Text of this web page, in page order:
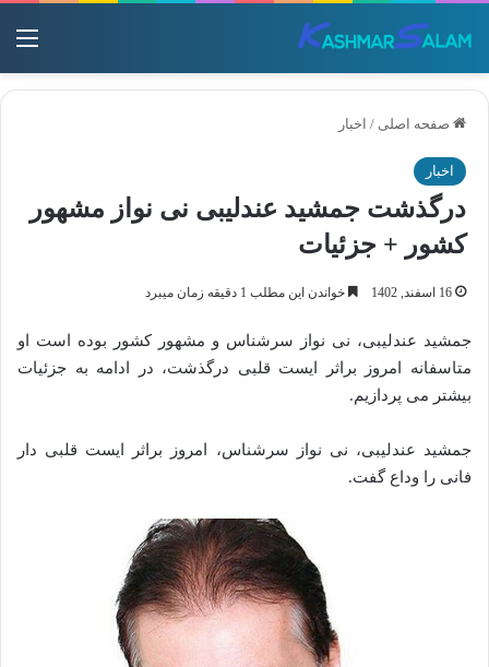
صفحه اصلی / اخبار
اخبار
درگذشت جمشید عندلیبی نی نواز مشهور
کشور + جزئیات
16 اسفند, 1402 خواندن این مطلب 1 دقیقه زمان میبرد
جمشید عندلیبی، نی‌ نواز سرشناس و مشهور کشور بوده است او
متاسفانه امروز براثر ایست قلبی درگذشت، در ادامه به جزئیات
بیشتر می پردازیم.
جمشید عندلیبی، نی‌ نواز سرشناس، امروز براثر ایست قلبی دار
فانی را وداع گفت.